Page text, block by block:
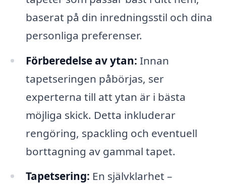
baserat på din inredningsstil och dina
personliga preferenser.
Förberedelse av ytan: Innan
tapetseringen påbörjas, ser
experterna till att ytan är i bästa
möjliga skick. Detta inkluderar
rengöring, spackling och eventuell
borttagning av gammal tapet.
Tapetsering: En självklarhet –